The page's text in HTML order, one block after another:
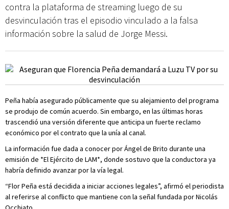
contra la plataforma de streaming luego de su
desvinculación tras el episodio vinculado a la falsa
información sobre la salud de Jorge Messi.
Peña había asegurado públicamente que su alejamiento del programa
se produjo de común acuerdo. Sin embargo, en las últimas horas
trascendió una versión diferente que anticipa un fuerte reclamo
económico por el contrato que la unía al canal.
La información fue dada a conocer por Ángel de Brito durante una
emisión de *El Ejército de LAM*, donde sostuvo que la conductora ya
habría definido avanzar por la vía legal.
“Flor Peña está decidida a iniciar acciones legales”, afirmó el periodista
al referirse al conflicto que mantiene con la señal fundada por Nicolás